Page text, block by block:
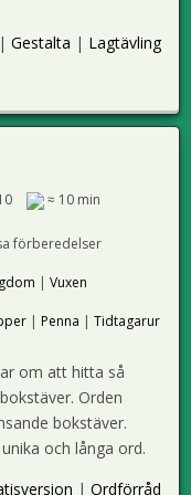
Gestalta | Lagtävling
≈ 10 min
förberedelser
| Vuxen
| Penna | Tidtagarur
om att hitta så
Orden
bokstäver.
och långa ord.
| Ordförråd